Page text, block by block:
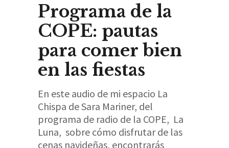
Programa de la
COPE: pautas
para comer bien
en las fiestas
En este audio de mi espacio La
Chispa de Sara Mariner, del
programa de radio de la COPE, La
Luna, sobre cómo disfrutar de las
cenas navideñas, encontrarás